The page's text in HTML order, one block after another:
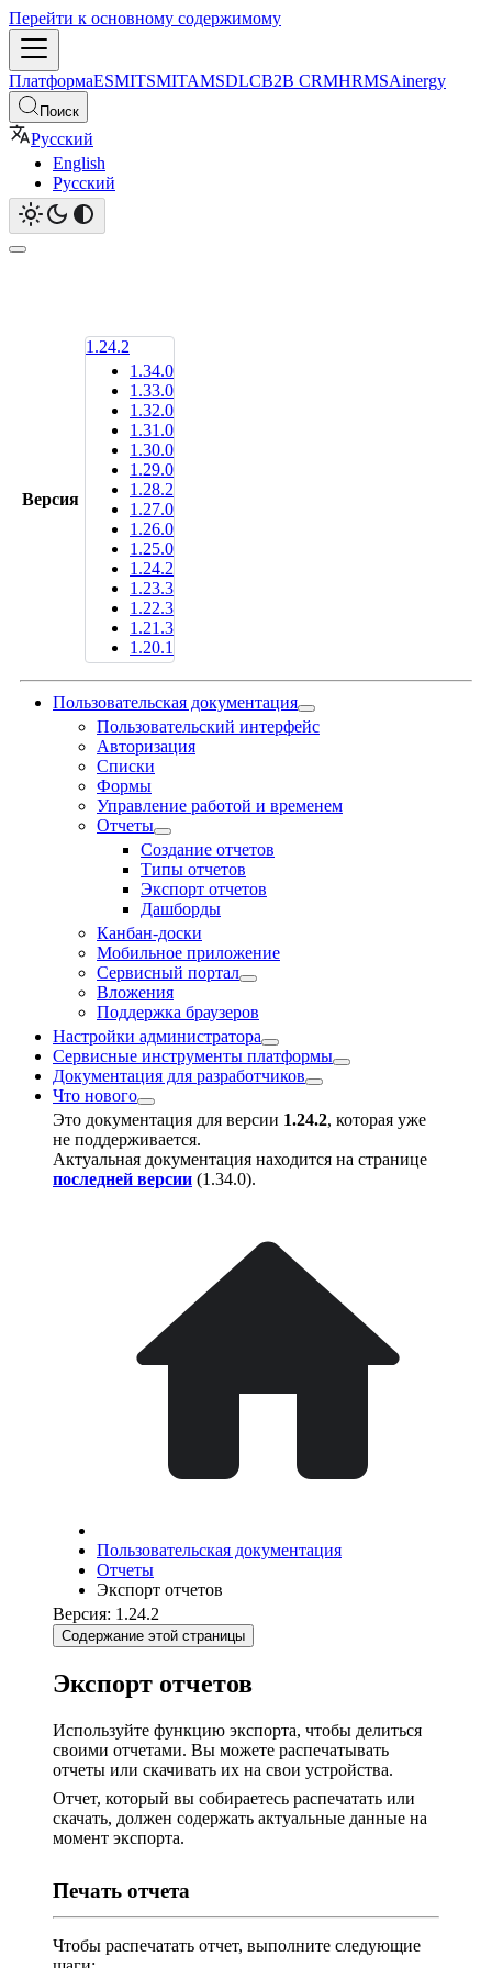
Перейти к основному содержимому
ПлатформаESMITSMITAMSDLCB2B CRMHRMSAinergy
Поиск
Русский
English
Русский
Версия
1.24.2
1.34.0
1.33.0
1.32.0
1.31.0
1.30.0
1.29.0
1.28.2
1.27.0
1.26.0
1.25.0
1.24.2
1.23.3
1.22.3
1.21.3
1.20.1
Пользовательская документация
Пользовательский интерфейс
Авторизация
Списки
Формы
Управление работой и временем
Отчеты
Создание отчетов
Типы отчетов
Экспорт отчетов
Дашборды
Канбан-доски
Мобильное приложение
Сервисный портал
Вложения
Поддержка браузеров
Настройки администратора
Сервисные инструменты платформы
Документация для разработчиков
Что нового
Это документация для версии 1.24.2, которая уже
не поддерживается.
Актуальная документация находится на странице
последней версии (1.34.0).
Пользовательская документация
Отчеты
Экспорт отчетов
Версия: 1.24.2
Содержание этой страницы
Экспорт отчетов
Используйте функцию экспорта, чтобы делиться
своими отчетами. Вы можете распечатывать
отчеты или скачивать их на свои устройства.
Отчет, который вы собираетесь распечатать или
скачать, должен содержать актуальные данные на
момент экспорта.
Печать отчета
Чтобы распечатать отчет, выполните следующие